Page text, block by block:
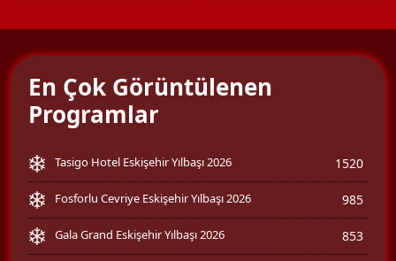
En Çok Görüntülenen
Programlar
Tasigo Hotel Eskişehir Yılbaşı 2026 1520
Fosforlu Cevriye Eskişehir Yılbaşı 2026 985
Gala Grand Eskişehir Yılbaşı 2026 853